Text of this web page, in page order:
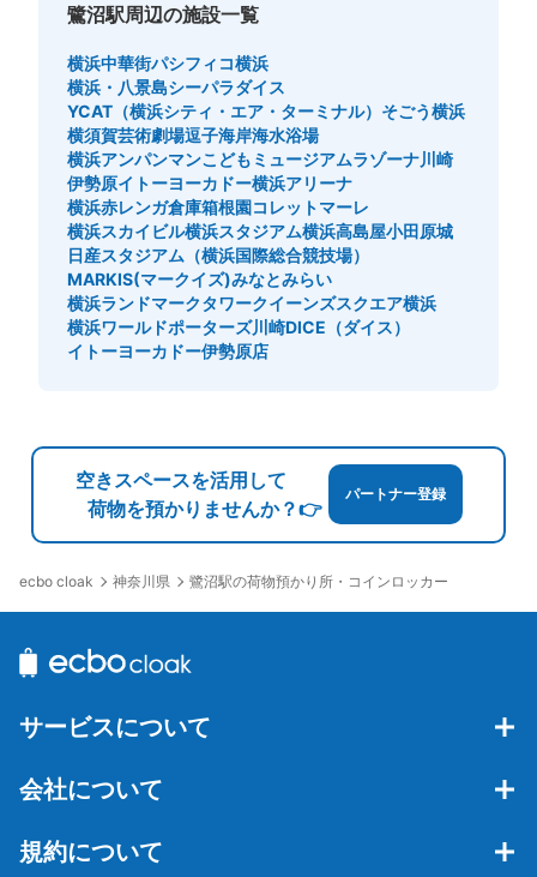
鷺沼駅周辺の施設一覧
横浜中華街パシフィコ横浜
横浜・八景島シーパラダイス
YCAT（横浜シティ・エア・ターミナル） そごう横浜
横須賀芸術劇場逗子海岸海水浴場
横浜アンパンマンこどもミュージアムラゾーナ川崎
伊勢原イトーヨーカドー横浜アリーナ
横浜赤レンガ倉庫箱根園コレットマーレ
横浜スカイビル横浜スタジアム横浜高島屋小田原城
日産スタジアム（横浜国際総合競技場）
MARKIS(マークイズ)みなとみらい
横浜ランドマークタワークイーンズスクエア横浜
横浜ワールドポーターズ川崎DICE（ダイス）
イトーヨーカドー伊勢原店
空きスペースを活用して
荷物を預かりませんか？👉
パートナー登録
ecbo cloak 神奈川県 鷺沼駅の荷物預かり所・コインロッカー
サービスについて
会社について
規約について